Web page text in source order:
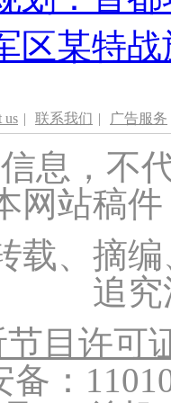
区某特
us | 联系我们 | 广告服务
息，不
网站稿
载、摘
追
目许可
：